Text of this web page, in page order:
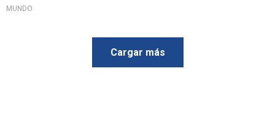
MUNDO
Cargar más